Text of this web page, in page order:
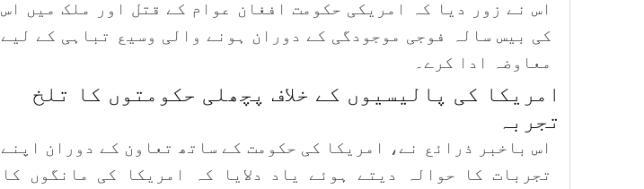
اس نے زور دیا کہ امریکی حکومت افغان عوام کے قتل اور ملک میں اس
کی بیس سالہ فوجی موجودگی کے دوران ہونے والی وسیع تباہی کے لیے
معاوضہ ادا کرے۔
​امریکا کی پالیسیوں کے خلاف پچھلی حکومتوں کا تلخ
تجربہ
اس باخبر ذرائع نے، امریکا کی حکومت کے ساتھ تعاون کے دوران اپنے
تجربات کا حوالہ دیتے ہوئے یاد دلایا کہ امریکا کی مانگوں کا